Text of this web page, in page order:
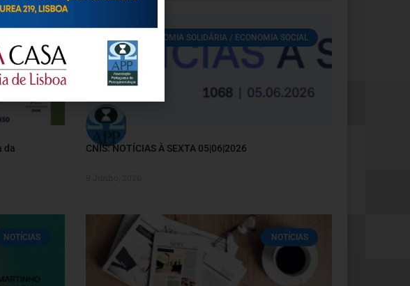
da
ECONOMIA SOLIDÁRIA / ECONOMIA SOCIAL
CNIS: NOTÍCIAS À SEXTA 05|06|2026
NOTÍCIAS NOTÍCIAS